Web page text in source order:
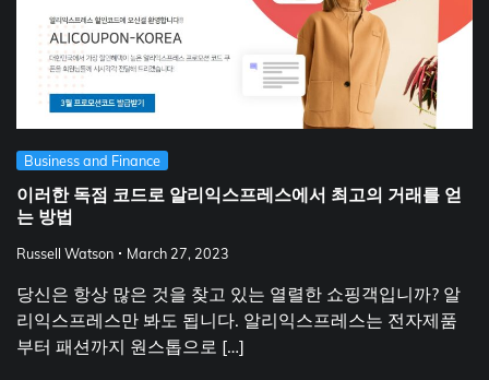
Business and Finance
이러한 독점 코드로 알리익스프레스에서 최고의 거래를 얻
는 방법
Russell Watson March 27, 2023
당신은 항상 많은 것을 찾고 있는 열렬한 쇼핑객입니까? 알
리익스프레스만 봐도 됩니다. 알리익스프레스는 전자제품
부터 패션까지 원스톱으로 […]